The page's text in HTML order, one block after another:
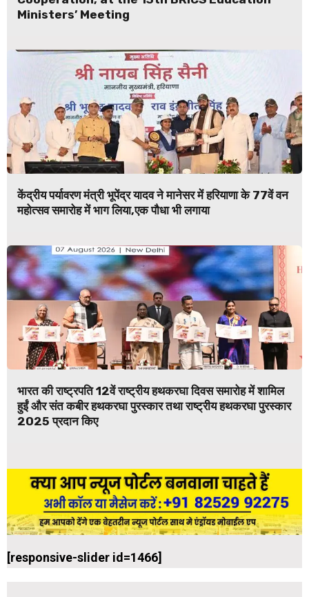
Ministers’ Meeting
केंद्रीय पर्यावरण मंत्री भूपेंद्र यादव ने मानेसर में हरियाणा के 77वें वन
महोत्सव समारोह में भाग लिया,एक पौधा भी लगाया
भारत की राष्ट्रपति 12वें राष्ट्रीय हथकरघा दिवस समारोह में शामिल
हुईं और संत कबीर हथकरघा पुरस्कार तथा राष्ट्रीय हथकरघा पुरस्कार
2025 प्रदान किए
[responsive-slider id=1466]